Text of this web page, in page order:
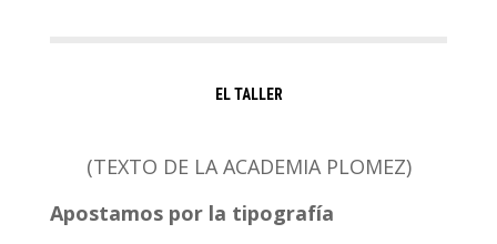
EL TALLER
(TEXTO DE LA ACADEMIA PLOMEZ)
Apostamos por la tipografía